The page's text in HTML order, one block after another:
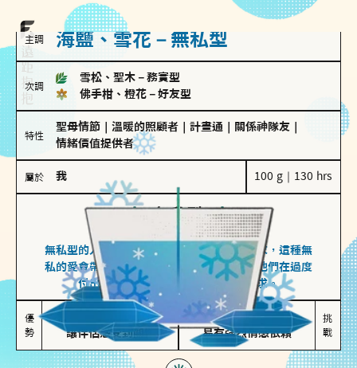
主調 海鹽、雪花－無私型
次調
雪松、聖木 － 務實型
佛手柑、橙花 － 好友型
特性
聖母情節 溫暖的照顧者 計畫通 關係神隊友
情緒價值提供者
屬於 我 100 g｜130 hrs
無私型
海鹽、雪花
無私型的人傾向用心呵護、滿足另一半的需求，這種無
私的愛會帶來緊密的關係連結，但也可能讓他們在過度
付出中迷失自我，忽略自己真正的需求。
優
勢
讓伴侶感受到關懷
較難設立界線
易有強烈情感依賴
挑
戰